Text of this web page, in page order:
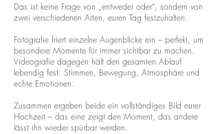
Das ist keine Frage von „entweder oder“, sondern von
zwei verschiedenen Arten, euren Tag festzuhalten.
Fotografie friert einzelne Augenblicke ein – perfekt, um
besondere Momente für immer sichtbar zu machen.
Videografie dagegen hält den gesamten Ablauf
lebendig fest: Stimmen, Bewegung, Atmosphäre und
echte Emotionen.
Zusammen ergeben beide ein vollständiges Bild eurer
Hochzeit – das eine zeigt den Moment, das andere
lässt ihn wieder spürbar werden.